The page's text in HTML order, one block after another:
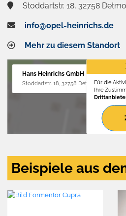
Stoddartstr. 18, 32758
info@opel-heinrichs.de
Mehr zu diesem Standort
Hans Heinrichs GmbH
Stoddartstr. 18, 32758 DetmoldFür die
Ihre
Beispiele aus